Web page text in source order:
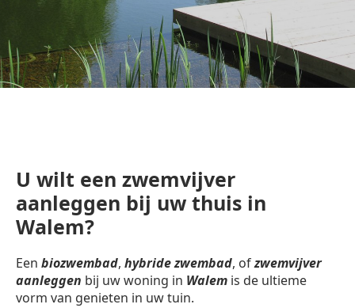
U wilt een zwemvijver
aanleggen bij uw thuis in
Walem?
Een biozwembad, hybride zwembad, ofzwemvijver
aanleggen bij uw woning in Walem is de ultieme
vorm van genieten in uw tuin.